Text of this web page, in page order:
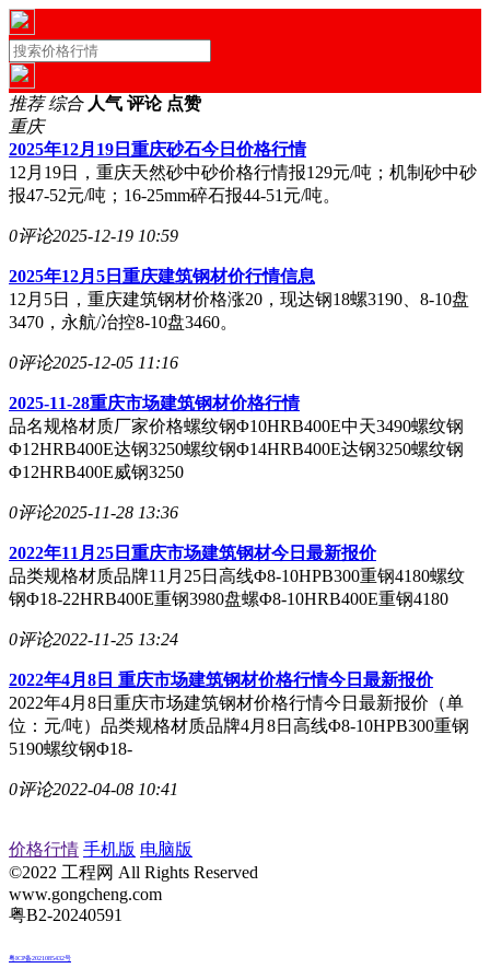
推荐 综合 人气 评论 点赞
重庆
2025年12月19日重庆砂石今日价格行情
12月19日，重庆天然砂中砂价格行情报129元/吨；机制砂中砂
报47-52元/吨；16-25mm碎石报44-51元/吨。
0评论2025-12-19 10:59
2025年12月5日重庆建筑钢材价行情信息
12月5日，重庆建筑钢材价格涨20，现达钢18螺3190、8-10盘
3470，永航/冶控8-10盘3460。
0评论2025-12-05 11:16
2025-11-28重庆市场建筑钢材价格行情
品名规格材质厂家价格螺纹钢Φ10HRB400E中天3490螺纹钢
Φ12HRB400E达钢3250螺纹钢Φ14HRB400E达钢3250螺纹钢
Φ12HRB400E威钢3250
0评论2025-11-28 13:36
2022年11月25日重庆市场建筑钢材今日最新报价
品类规格材质品牌11月25日高线Φ8-10HPB300重钢4180螺纹
钢Φ18-22HRB400E重钢3980盘螺Φ8-10HRB400E重钢4180
0评论2022-11-25 13:24
2022年4月8日 重庆市场建筑钢材价格行情今日最新报价
2022年4月8日重庆市场建筑钢材价格行情今日最新报价（单
位：元/吨）品类规格材质品牌4月8日高线Φ8-10HPB300重钢
5190螺纹钢Φ18-
0评论2022-04-08 10:41
价格行情 手机版 电脑版
©2022 工程网 All Rights Reserved
www.gongcheng.com
粤B2-20240591
粤ICP备2021085432号